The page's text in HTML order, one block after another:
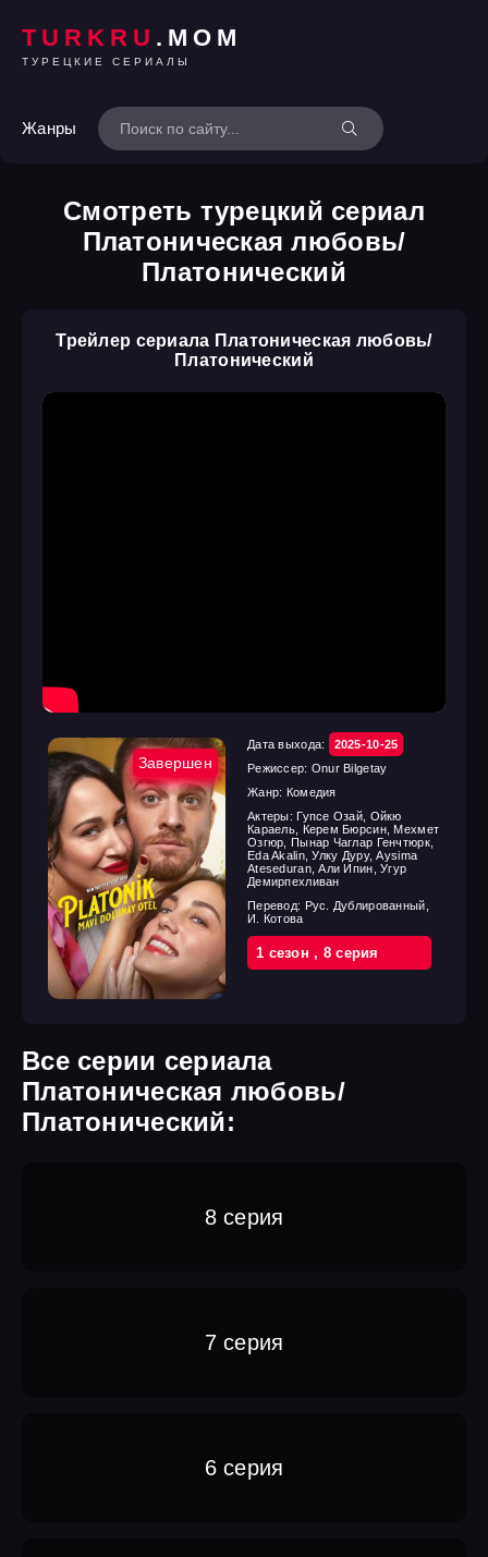
TURKRU .MOM
ТУРЕЦКИЕ СЕРИАЛЫ
Жанры
Смотреть турецкий сериал
Платоническая любовь/
Платонический
Трейлер сериала Платоническая любовь/
Платонический
Завершен
Дата выхода:
2025-10-25
Режиссер: Onur Bilgetay
Жанр: Комедия
Актеры: Гупсе Озай, Ойкю
Караель, Керем Бюрсин, Мехмет
Озгюр, Пынар Чаглар Генчтюрк,
Eda Akalin, Улку Дуру, Aysima
Ateseduran, Али Ипин, Угур
Демирпехливан
Перевод: Рус. Дублированный,
И. Котова
1 cезон, 8 cерия
Все серии сериала
Платоническая любовь/
Платонический:
8 серия
7 серия
6 серия